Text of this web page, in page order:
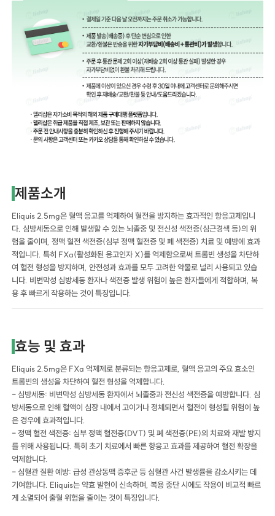
제품소개
Eliquis 2.5mg은 혈액 응고를 억제하여 혈전을 방지하는 효과적인 항응고제입니
다. 심방세동으로 인해 발생할 수 있는 뇌졸중 및 전신성 색전증(심근경색 등)의 위
험을 줄이며, 정맥 혈전 색전증(심부 정맥 혈전증 및 폐 색전증) 치료 및 예방에 효과
적입니다. 특히 FXa(활성화된 응고인자 X)를 억제함으로써 트롬빈 생성을 차단하
여 혈전 형성을 방지하며, 안전성과 효과를 모두 고려한 약물로 널리 사용되고 있습
니다. 비변막성 심방세동 환자나 색전증 발생 위험이 높은 환자들에게 적합하며, 복
용 후 빠르게 작용하는 것이 특징입니다.
효능 및 효과
Eliquis 2.5mg은 FXa 억제제로 분류되는 항응고제로, 혈액 응고의 주요 효소인
트롬빈의 생성을 차단하여 혈전 형성을 억제합니다.
- 심방세동: 비변막성 심방세동 환자에서 뇌졸중과 전신성 색전증을 예방합니다. 심
방세동으로 인해 혈액이 심장 내에서 고이거나 정체되면서 혈전이 형성될 위험이 높
은 경우에 효과적입니다.
- 정맥 혈전 색전증: 심부 정맥 혈전증(DVT) 및 폐 색전증(PE)의 치료와 재발 방지
를 위해 사용됩니다. 특히 초기 치료에서 빠른 항응고 효과를 제공하여 혈전 확장을
억제합니다.
- 심혈관 질환 예방: 급성 관상동맥 증후군 등 심혈관 사건 발생률을 감소시키는 데
기여합니다. Eliquis는 약효 발현이 신속하며, 복용 중단 시에도 작용이 비교적 빠르
게 소멸되어 출혈 위험을 줄이는 것이 특징입니다.